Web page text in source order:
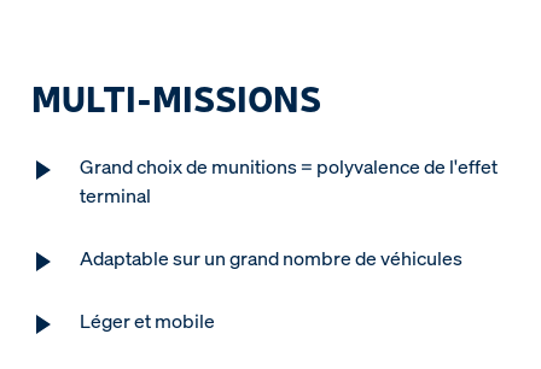
MULTI-MISSIONS
Grand choix de munitions = polyvalence de l'effet
terminal
Adaptable sur un grand nombre de véhicules
Léger et mobile